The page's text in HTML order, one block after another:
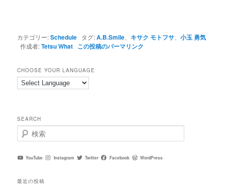
カテゴリー:Schedule タグ:A.B.Smile キサク モトフサ 、小玉 勇気
作成者:Tetsu What この投稿のパーマリンク
CHOOSE YOUR LANGUAGE
SEARCH
検
索
YouTube Instagram Twitter Facebook WordPress
最近の投稿